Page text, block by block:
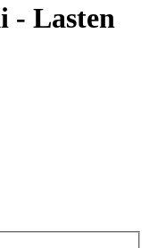
- Lasten